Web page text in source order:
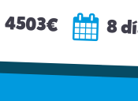
4503€ 8